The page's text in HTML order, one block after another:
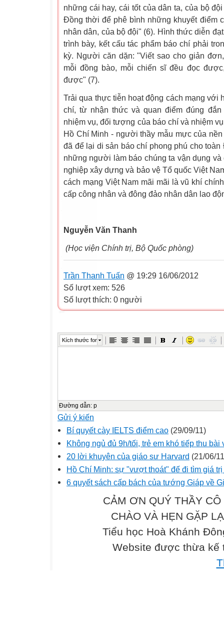
những cái hay, cái tốt của dân ta, của bộ
Đồng thời để phê bình những khuyết điểm
nhân dân, của bộ đội" (6). Hình thức diễn
trình bày, kết cấu tác phẩm báo chí phải
kỳ. Người căn dặn: "Viết sao cho giản
mỗi đồng bào, mỗi chiến sĩ đều đọc
được" (7).
Trải qua thực tiễn hoạt động cách mạng với
chí, từ nhận thức và quan điểm đúng
nhiệm vụ, đối tượng của báo chí và nhiệm
Hồ Chí Minh - người thầy mẫu mực của
đã để lại di sản báo chí phong phú cho
những người làm báo chúng ta vận dụng
nghiệp xây dựng và bảo vệ Tổ quốc Việt
cách mạng Việt Nam mãi mãi là vũ khí
cấp công nhân và đông đảo nhân dân lao
Nguyễn Văn Thanh
(Học viện Chính trị, Bộ Quốc phòng)
Trần Thanh Tuấn @ 19:29 16/06/2012
Số lượt xem: 526
Số lượt thích: 0 người
Kích thước font
Đường dẫn: p
Gửi ý kiến
Bí quyết cày IELTS điểm cao (29/09/11)
Không ngủ đủ 9h/tối, trẻ em khó tiếp thu bài
20 lời khuyên của giáo sư Harvard (21/06/
Hồ Chí Minh: sự "vượt thoát" đế đi tìm giá
6 quyết sách cấp bách của tướng Giáp về
CẢM ƠN QUÝ THẦY
CHÀO VÀ HẸN GẶP
Tiểu học Hoà Khánh
Website được thừa